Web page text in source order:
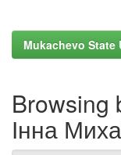
Mukachevo
Browsing
Інна